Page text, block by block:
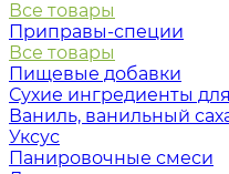
Все товары
Приправы-специи
Все товары
Пищевые добавки
Сухие ингредиенты
Ваниль, ванильный
Уксус
Панировочные смеси